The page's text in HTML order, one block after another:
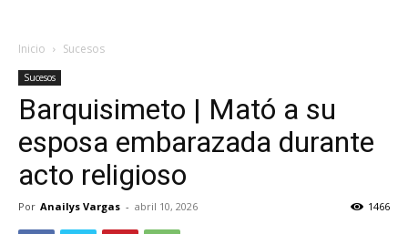
Inicio Sucesos
Sucesos
Barquisimeto | Mató a su
esposa embarazada durante
acto religioso
Por Anailys Vargas - abril 10, 2026 1466